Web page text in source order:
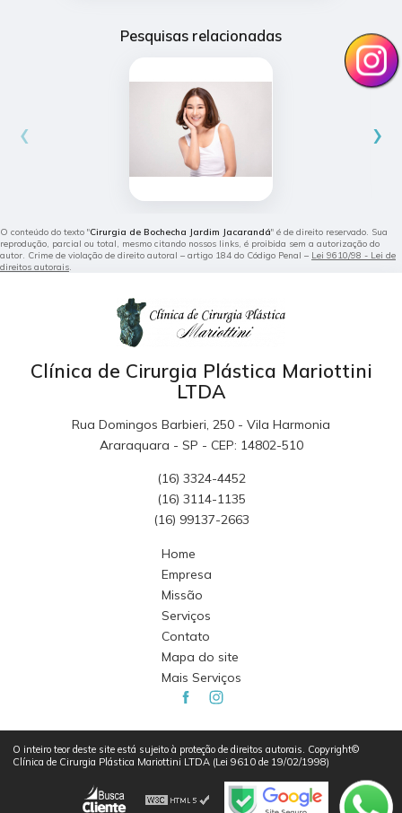
Pesquisas relacionadas
‹ ›
O conteúdo do texto "Cirurgia de Bochecha Jardim Jacarandá" é de direito reservado. Sua
reprodução, parcial ou total, mesmo citando nossos links, é proibida sem a autorização do
autor. Crime de violação de direito autoral – artigo 184 do Código Penal – Lei 9610/98 - Lei de
direitos autorais.
Clínica de Cirurgia Plástica Mariottini
LTDA
Rua Domingos Barbieri, 250 - Vila Harmonia
Araraquara - SP - CEP: 14802-510
(16) 3324-4452
(16) 3114-1135
(16) 99137-2663
Home
Empresa
Missão
Serviços
Contato
Mapa do site
Mais Serviços
O inteiro teor deste site está sujeito à proteção de direitos autorais. Copyright©
Clínica de Cirurgia Plástica Mariottini LTDA (Lei 9610 de 19/02/1998)